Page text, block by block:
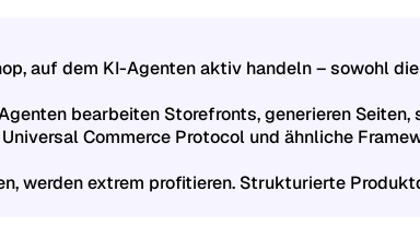
auf dem KI-Agenten aktiv handeln – sowohl
bearbeiten Storefronts, generieren
Commerce Protocol und ähnliche
werden extrem profitieren. Strukturierte